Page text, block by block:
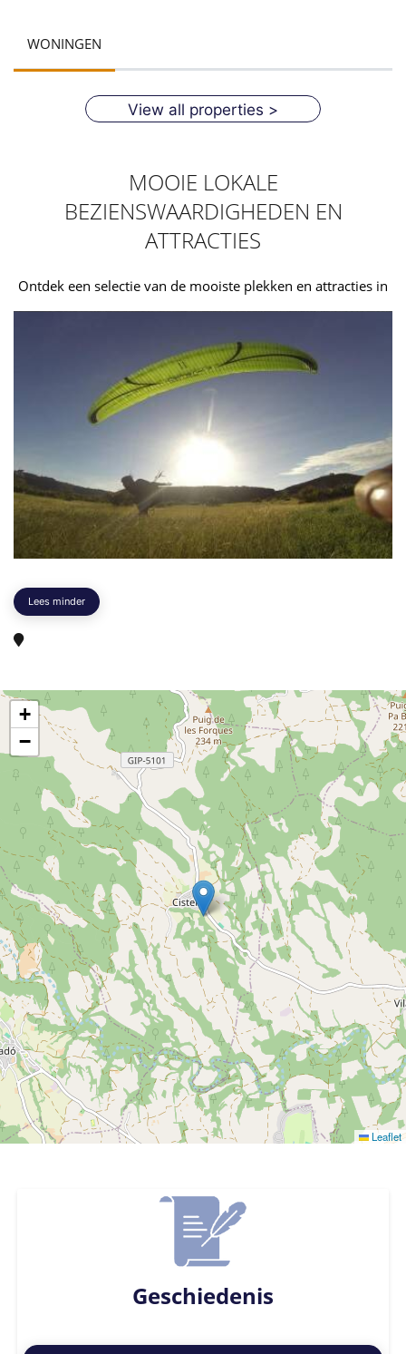
WONINGEN
View all properties >
MOOIE LOKALE
BEZIENSWAARDIGHEDEN EN
ATTRACTIES
Ontdek een selectie van de mooiste plekken en attracties in
Lees minder
+
−
Leaflet
Geschiedenis